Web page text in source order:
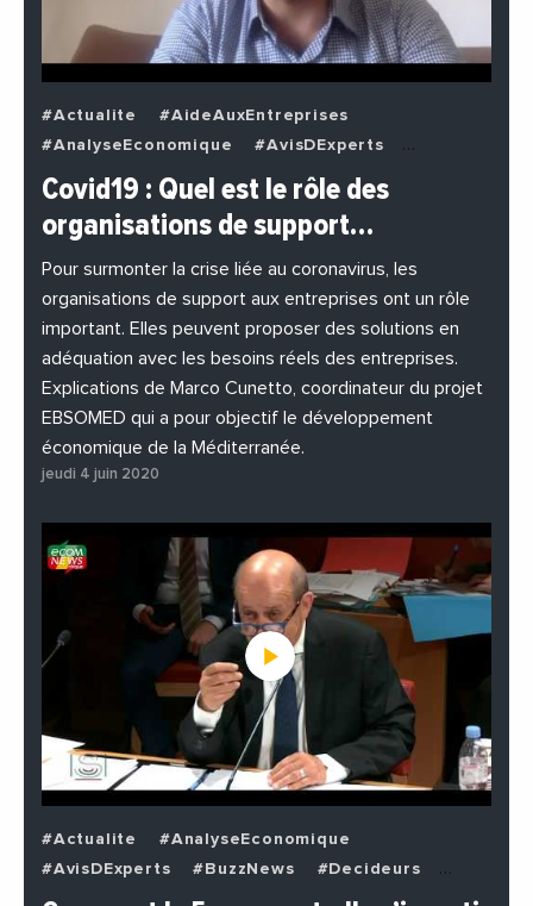
#Actualite
#AideAuxEntreprises
#AnalyseEconomique
#AvisDExperts
#BuzzNews
#Decideurs
#EchangesMediterraneens
#Economie
#EnDirectDe
#Entreprises
#Institutions
#PhotosEtVideos
Covid19 : Quel est le rôle des
organisations de support…
Pour surmonter la crise liée au coronavirus, les
organisations de support aux entreprises ont un rôle
important. Elles peuvent proposer des solutions en
adéquation avec les besoins réels des entreprises.
Explications de Marco Cunetto, coordinateur du projet
EBSOMED qui a pour objectif le développement
économique de la Méditerranée.
jeudi 4 juin 2020
#Actualite
#AnalyseEconomique
#AvisDExperts
#BuzzNews
#Decideurs
#EchangesMediterraneens
#Economie